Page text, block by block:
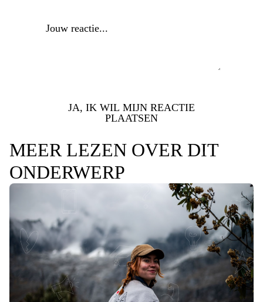
JA, IK WIL MIJN REACTIE
PLAATSEN
MEER LEZEN OVER DIT
ONDERWERP